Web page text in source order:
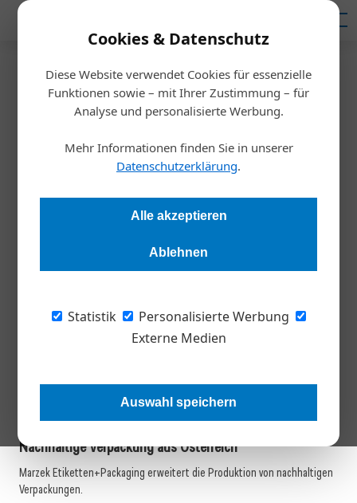
Cookies & Datenschutz
Diese Website verwendet Cookies für essenzielle
Funktionen sowie – mit Ihrer Zustimmung – für
Analyse und personalisierte Werbung.
Mehr Informationen finden Sie in unserer
Datenschutzerklärung.
Alle akzeptieren
Ablehnen
Statistik
Personalisierte Werbung
Externe Medien
Auswahl speichern
Artikel von Diana
Danbauer
Meldungen
Österreich Werbung setzt auf KI
09. Juni 2023
Österreichische Universitäten fordern mehr Geld
Das sind die Best Workplaces in Österreich
Plattform für mobile Dienstleistungen
Dienstleistungen.
Die Partner Bank bietet im Frühjahr und Herbst wieder Workshops für
Frauen, um ihr Finanzwissen gezielt zu erweitern.
09. Mai 2023
Nachhaltige Verpackung aus Österreich
Marzek Etiketten+Packaging erweitert die Produktion von nachhaltigen
Verpackungen.